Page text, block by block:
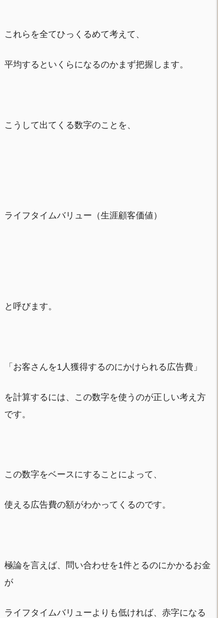
これらを全てひっくるめて考えて、
平均するといくらになるのかまず把握します。
こうして出てくる数字のことを、
ライフタイムバリュー（生涯顧客価値）
と呼びます。
「お客さんを1人獲得するのにかけられる広告費」
を計算するには、この数字を使うのが正しい考え方
です。
この数字をベースにすることによって、
使える広告費の額がわかってくるのです。
極論を言えば、問い合わせを1件とるのにかかるお金
が
ライフタイムバリューよりも低ければ、赤字になる